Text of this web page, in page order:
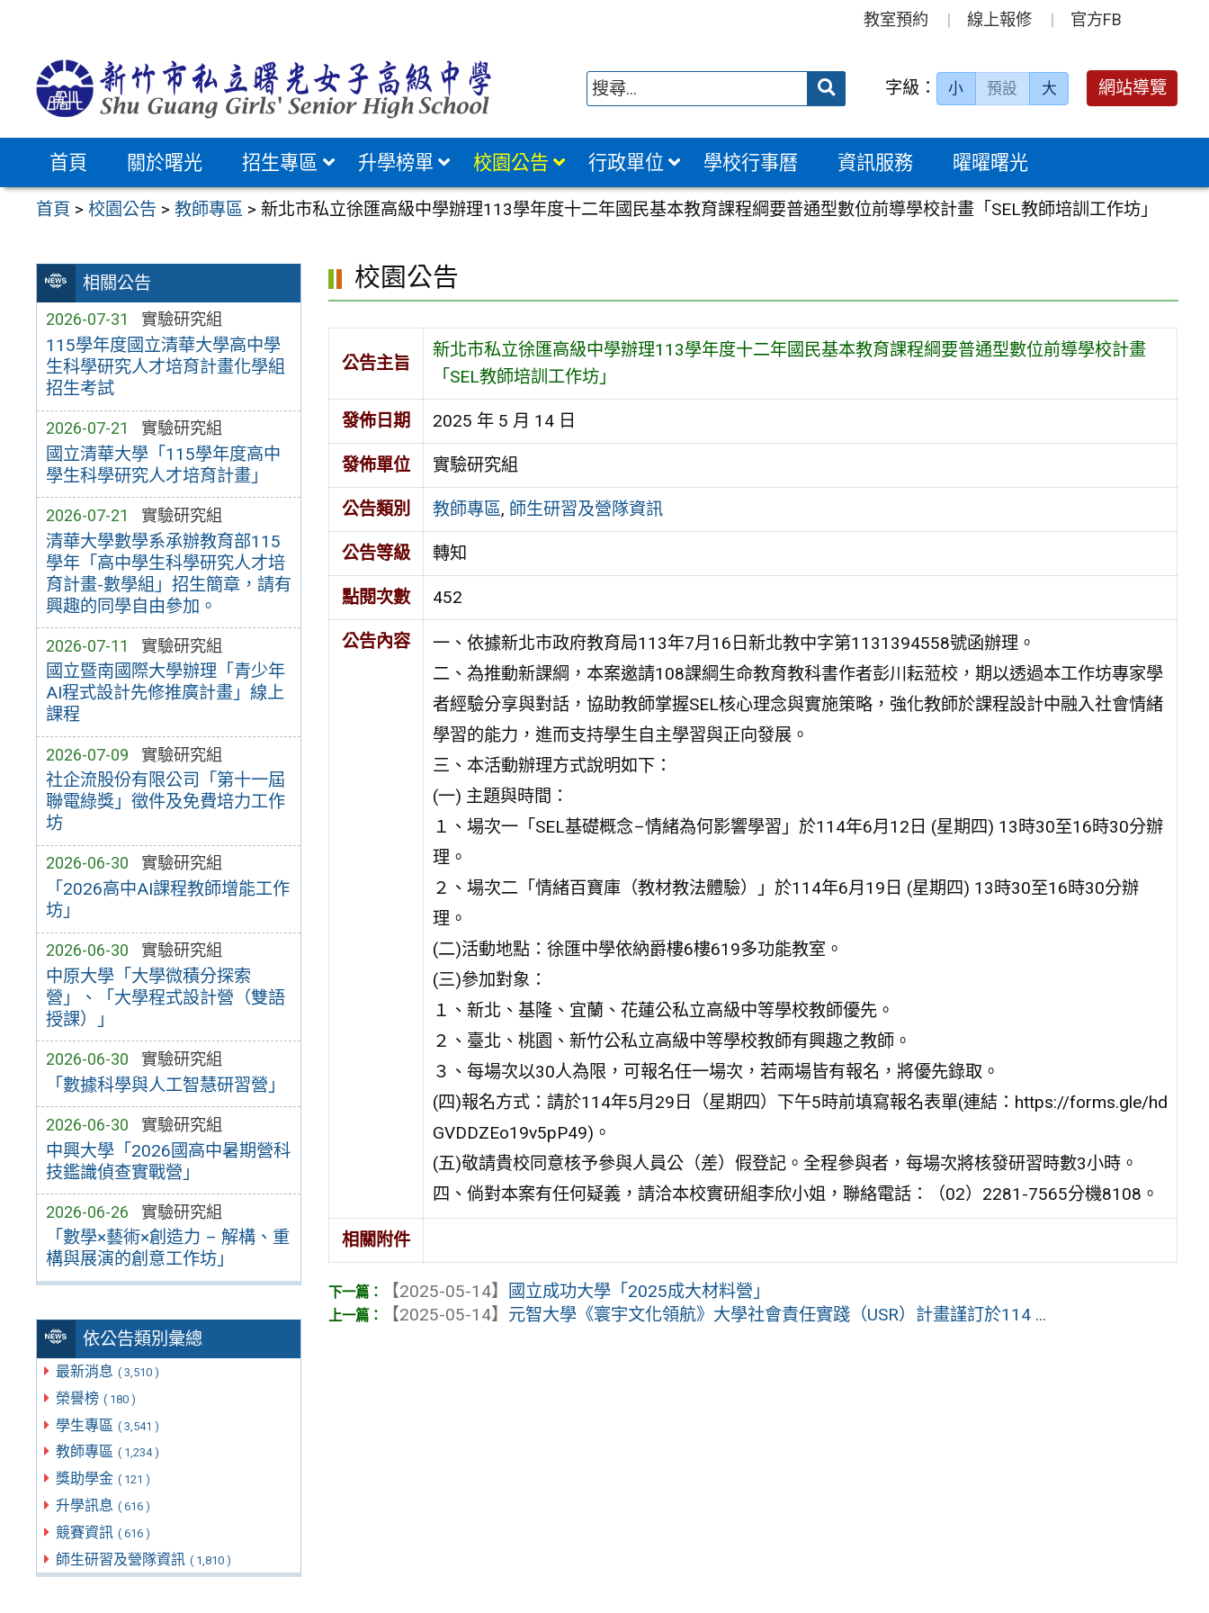
教室預約 線上報修 官方FB
送出 字級： 小 預設 大 網站導覽
首頁 關於曙光 招生專區 升學榜單 校園公告 行政單位 學校行事曆 資訊服務 曜曜曙光
首頁 >校園公告 >教師專區 >新北市私立徐匯高級中學辦理113學年度十二年國民基本教育課程綱要普通型數位前導學校計畫「SEL教師培訓工作坊」
相關公告
2026-07-31 實驗研究組
115學年度國立清華大學高中學
生科學研究人才培育計畫化學組
招生考試
2026-07-21 實驗研究組
國立清華大學「115學年度高中
學生科學研究人才培育計畫」
2026-07-21 實驗研究組
清華大學數學系承辦教育部115
學年「高中學生科學研究人才培
育計畫-數學組」招生簡章，請有
興趣的同學自由參加。
2026-07-11 實驗研究組
國立暨南國際大學辦理「青少年
AI程式設計先修推廣計畫」線上
課程
2026-07-09 實驗研究組
社企流股份有限公司「第十一屆
聯電綠獎」徵件及免費培力工作
坊
2026-06-30 實驗研究組
「2026高中AI課程教師增能工作
坊」
2026-06-30 實驗研究組
中原大學「大學微積分探索
營」、「大學程式設計營（雙語
授課）」
2026-06-30 實驗研究組
「數據科學與人工智慧研習營」
2026-06-30 實驗研究組
中興大學「2026國高中暑期營科
技鑑識偵查實戰營」
2026-06-26 實驗研究組
「數學×藝術×創造力 – 解構、重
構與展演的創意工作坊」
依公告類別彙總
最新消息 ( 3,510 )
榮譽榜 ( 180 )
學生專區 ( 3,541 )
教師專區 ( 1,234 )
獎助學金 ( 121 )
升學訊息 ( 616 )
競賽資訊 ( 616 )
師生研習及營隊資訊 ( 1,810 )
校園公告
公告主旨
新北市私立徐匯高級中學辦理113學年度十二年國民基本教育課程綱要普通型數位前導學校計畫
「SEL教師培訓工作坊」
發佈日期 2025 年 5 月 14 日
發佈單位 實驗研究組
公告類別 教師專區, 師生研習及營隊資訊
公告等級 轉知
點閱次數 452
公告內容
一、依據新北市政府教育局113年7月16日新北教中字第1131394558號函辦理。
二、為推動新課綱，本案邀請108課綱生命教育教科書作者彭川耘蒞校，期以透過本工作坊專家學
者經驗分享與對話，協助教師掌握SEL核心理念與實施策略，強化教師於課程設計中融入社會情緒
學習的能力，進而支持學生自主學習與正向發展。
三、本活動辦理方式說明如下：
(一) 主題與時間：
１、場次一「SEL基礎概念–情緒為何影響學習」於114年6月12日 (星期四) 13時30至16時30分辦
理。
２、場次二「情緒百寶庫（教材教法體驗）」於114年6月19日 (星期四) 13時30至16時30分辦
理。
(二)活動地點：徐匯中學依納爵樓6樓619多功能教室。
(三)參加對象：
１、新北、基隆、宜蘭、花蓮公私立高級中等學校教師優先。
２、臺北、桃園、新竹公私立高級中等學校教師有興趣之教師。
３、每場次以30人為限，可報名任一場次，若兩場皆有報名，將優先錄取。
(四)報名方式：請於114年5月29日（星期四）下午5時前填寫報名表單(連結：https://forms.gle/hd
GVDDZEo19v5pP49)。
(五)敬請貴校同意核予參與人員公（差）假登記。全程參與者，每場次將核發研習時數3小時。
四、倘對本案有任何疑義，請洽本校實研組李欣小姐，聯絡電話：（02）2281-7565分機8108。
相關附件
【2025-05-14】
國立成功大學「2025成大材料營」
【2025-05-14】 元智大學《寰宇文化領航》大學社會責任實踐（USR）計畫謹訂於114 ...